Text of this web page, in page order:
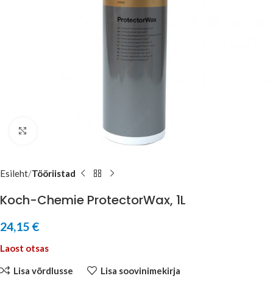
Esileht Tööriistad
Koch-Chemie ProtectorWax, 1L
24,15 €
Laost otsas
Lisa võrdlusse Lisa soovinimekirja